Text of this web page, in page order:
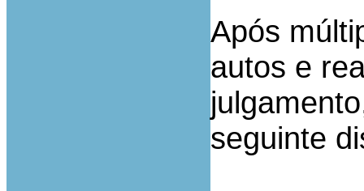
Após
autos e
seguinte